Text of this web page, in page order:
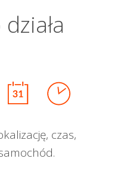
czas,